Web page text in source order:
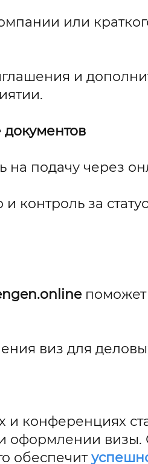
или
и
на подачу через
контроль за
поможет
виз для
и конференциях
оформлении
обеспечит